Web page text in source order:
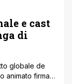
e cast
di
globale de
animato firmato